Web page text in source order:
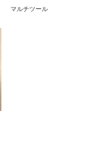
マルチツール